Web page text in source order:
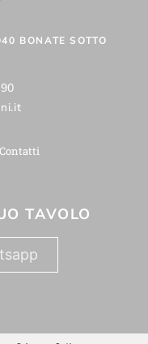
BONATE SOTTO
Contatti
TAVOLO